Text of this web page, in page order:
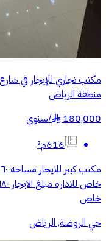
مكتب تجاري للإيجار في
منطقة الرياض
180,000
§
/سنوي
616م²
خاص
حي الروضة, الرياض